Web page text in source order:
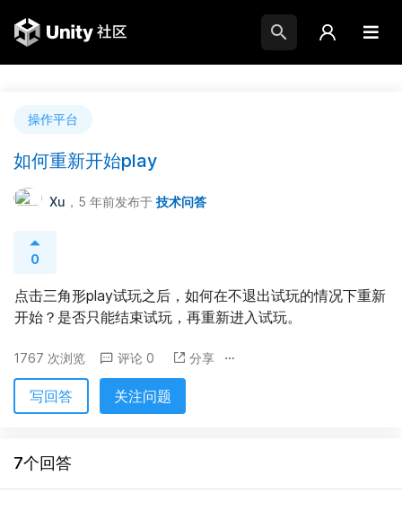
操作平台
如何重新开始play
Xu ，5 年前发布于 技术问答
0
点击三角形play试玩之后，如何在不退出试玩的情况下重新
开始？是否只能结束试玩，再重新进入试玩。
1767 次浏览 评论 0 分享
写回答 关注问题
7个回答